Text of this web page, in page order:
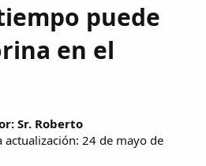
puede
en el
Sr. Roberto
24 de mayo de